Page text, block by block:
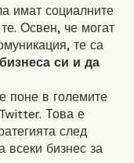
имат социалните
Освен, че могат
те са
си и да
поне в големите
Това е
след
всеки бизнес за